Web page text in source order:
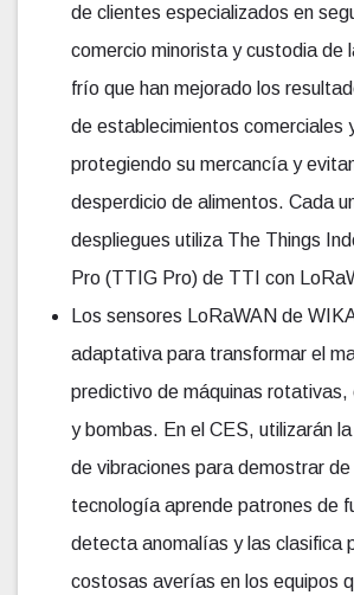
de clientes especializados en
comercio minorista y custodia de
frío que han mejorado los
de establecimientos comerciales
protegiendo su mercancía y
desperdicio de alimentos. Cada
despliegues utiliza The Things
Pro (TTIG Pro) de TTI con
Los sensores LoRaWAN de
adaptativa para transformar el
predictivo de máquinas rotativas,
y bombas. En el CES, utilizarán
de vibraciones para demostrar
tecnología aprende patrones de
detecta anomalías y las clasifica
costosas averías en los equipos